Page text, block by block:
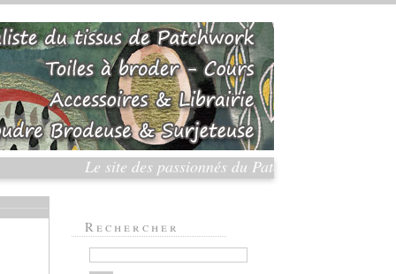
Le site des passionnés du Patchwork et de la
Rechercher